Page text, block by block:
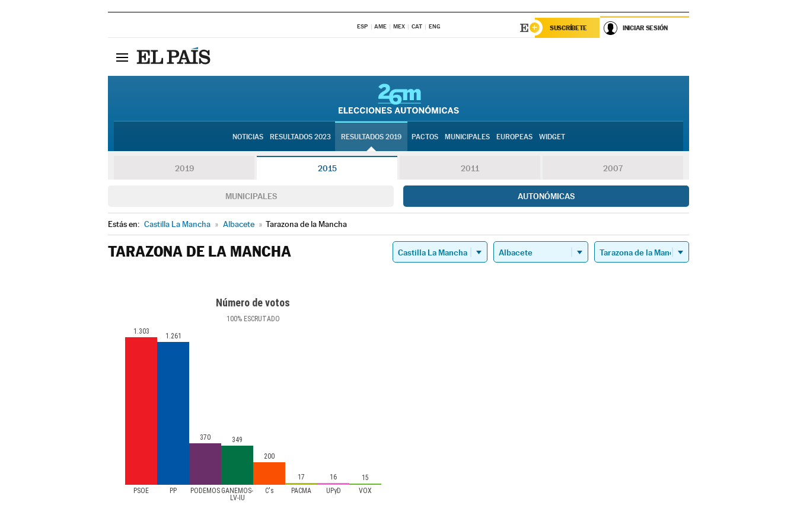
ESP AME MEX CAT ENG SUSCRÍBETE INICIAR SESIÓN
NOTICIAS RESULTADOS 2023 RESULTADOS 2019 PACTOS MUNICIPALES EUROPEAS WIDGET
2019 2015 2011 2007
MUNICIPALES AUTONÓMICAS
Estás en: Castilla La Mancha » Albacete » Tarazona de la Mancha
TARAZONA DE LA MANCHA
Número de votos
100%ESCRUTADO
PSOE PP PODEMOS GANEMOS-
LV-IU
C's PACMA UPyD VOX
1.303
1.261
370
349
200
17 16 15